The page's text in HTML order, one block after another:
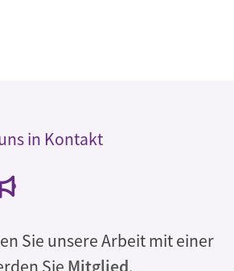
in Kontakt
Sie unsere Arbeit mit einer